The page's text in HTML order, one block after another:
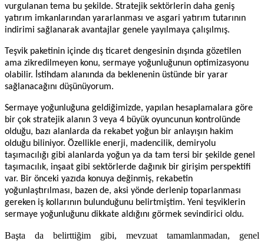
vurgulanan tema bu şekilde. Stratejik sektörlerin daha geniş
yatırım imkanlarından yararlanması ve asgari yatırım tutarının
indirimi sağlanarak avantajlar genele yayılmaya çalışılmış.
Teşvik paketinin içinde dış ticaret dengesinin dışında gözetilen
ama zikredilmeyen konu, sermaye yoğunluğunun optimizasyonu
olabilir. İstihdam alanında da beklenenin üstünde bir yarar
sağlanacağını düşünüyorum.
Sermaye yoğunluğuna geldiğimizde, yapılan hesaplamalara göre
bir çok stratejik alanın 3 veya 4 büyük oyuncunun kontrolünde
olduğu, bazı alanlarda da rekabet yoğun bir anlayışın hakim
olduğu biliniyor. Özellikle enerji, madencilik, demiryolu
taşımacılığı gibi alanlarda yoğun ya da tam tersi bir şekilde genel
taşımacılık, inşaat gibi sektörlerde dağınık bir girişim perspektifi
var. Bir önceki yazıda konuya değinmiş, rekabetin
yoğunlaştırılması, bazen de, aksi yönde derlenip toparlanması
gereken iş kollarının bulunduğunu belirtmiştim. Yeni teşviklerin
sermaye yoğunluğunu dikkate aldığını görmek sevindirici oldu.
Başta da belirttiğim gibi, mevzuat tamamlanmadan, genel